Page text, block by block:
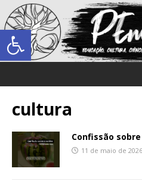
Abrir a barra
cultura
Confissão
11 de maio de 2026